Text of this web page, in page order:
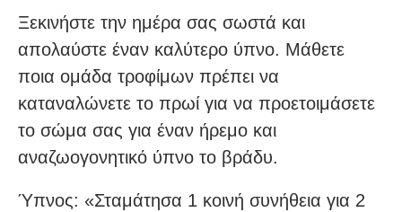
Ξεκινήστε την ημέρα σας σωστά και
απολαύστε έναν καλύτερο ύπνο. Μάθετε
ποια ομάδα τροφίμων πρέπει να
καταναλώνετε το πρωί για να προετοιμάσετε
το σώμα σας για έναν ήρεμο και
αναζωογονητικό ύπνο το βράδυ.
Ύπνος: «Σταμάτησα 1 κοινή συνήθεια για 2